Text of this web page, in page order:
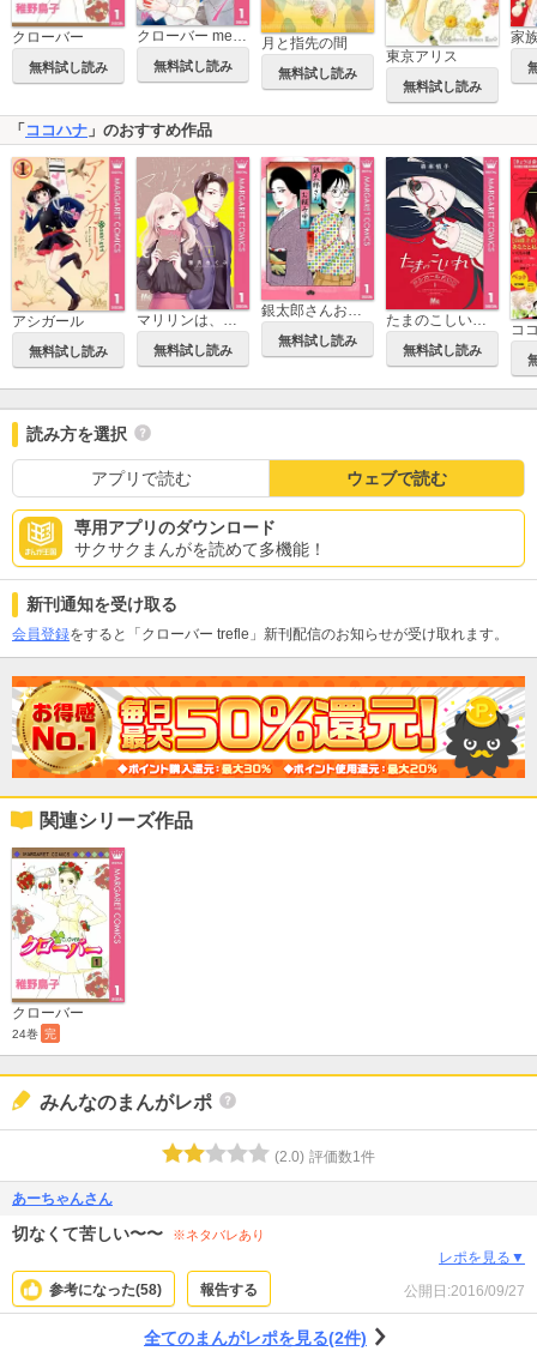
クローバー
無料試し読み
クローバー melodie
無料試し読み
月と指先の間
無料試し読み
東京アリス
無料試し読み
家
「 ココハナ 」のおすすめ作品
アシガール
無料試し読み
マリリンは、いなくなった
無料試し読み
銀太郎さんお頼み申す
無料試し読み
たまのこしいれ ―アシガールEDO―
無料試し読み
コ
読み方を選択
アプリで読む ウェブで読む
専用アプリのダウンロード
サクサクまんがを読めて多機能！
新刊通知を受け取る
会員登録をすると「クローバー trefle」新刊配信のお知らせが受け取れます。
関連シリーズ作品
クローバー
24巻 完
みんなのまんがレポ
(2.0) 評価数1 件
あーちゃんさん
切なくて苦しい〜〜 ※ネタバレあり
レポを見る▼
参考になった(58) 報告する 公開日:2016/09/27
全てのまんがレポを見る(2件)